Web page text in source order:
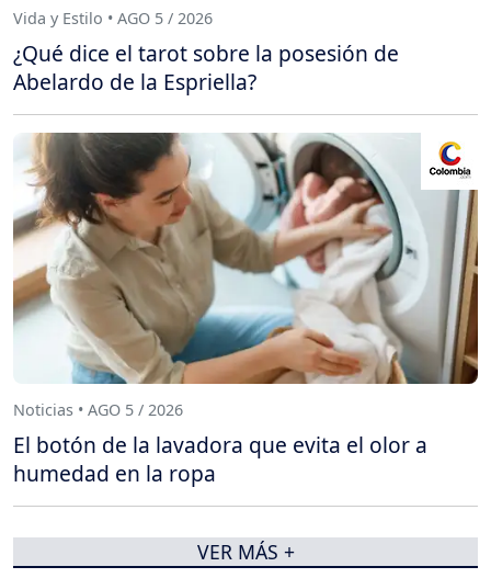
Vida y Estilo • AGO 5 / 2026
¿Qué dice el tarot sobre la posesión de
Abelardo de la Espriella?
Noticias • AGO 5 / 2026
El botón de la lavadora que evita el olor a
humedad en la ropa
VER MÁS +